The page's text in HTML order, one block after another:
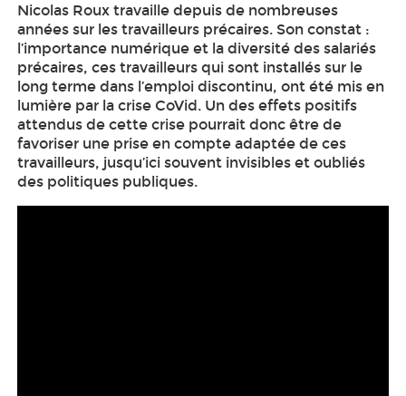
Nicolas Roux travaille depuis de nombreuses
années sur les travailleurs précaires. Son constat :
l’importance numérique et la diversité des salariés
précaires, ces travailleurs qui sont installés sur le
long terme dans l’emploi discontinu, ont été mis en
lumière par la crise CoVid. Un des effets positifs
attendus de cette crise pourrait donc être de
favoriser une prise en compte adaptée de ces
travailleurs, jusqu’ici souvent invisibles et oubliés
des politiques publiques.